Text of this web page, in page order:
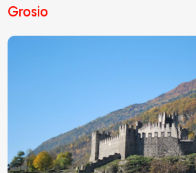
Grosio